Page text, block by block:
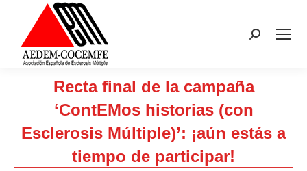
Buscar:
Recta final de la campaña
‘ContEMos historias (con
Esclerosis Múltiple)’: ¡aún estás a
tiempo de participar!